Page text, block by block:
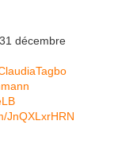
décembre
JnQXLxrHRN